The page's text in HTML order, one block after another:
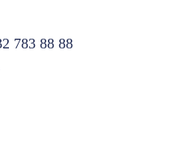
783 88 88